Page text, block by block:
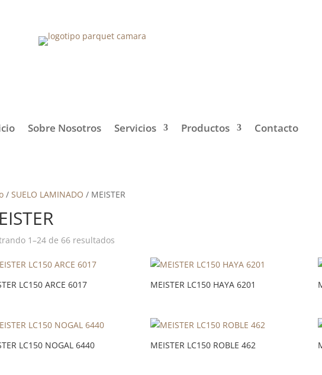
Sobre Nosotros Servicios Productos Contacto
/ SUELO LAMINADO / MEISTER
1–24 de 66 resultados
LC150 ARCE 6017 MEISTER LC150 HAYA 6201
LC150 NOGAL 6440 MEISTER LC150 ROBLE 462